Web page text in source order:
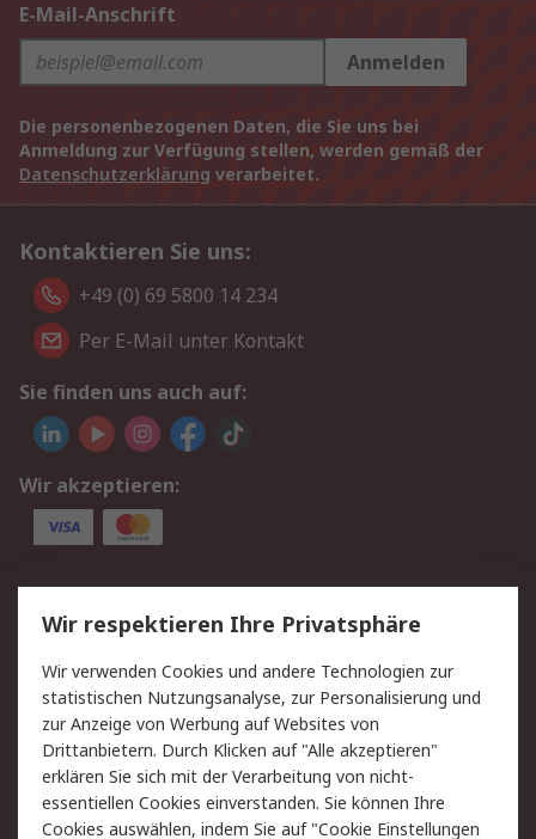
E-Mail-Anschrift
Anmelden
Die personenbezogenen Daten, die Sie uns bei
Anmeldung zur Verfügung stellen, werden gemäß der
Datenschutzerklärung verarbeitet.
Kontaktieren Sie uns:
+49 (0) 69 5800 14 234
Per E-Mail unter Kontakt
Sie finden uns auch auf:
Wir akzeptieren:
Service
Value Added Services
Lieferlösungen
Rücksendungen
Kontakt
Hilfe
Privatkunden
Rechtliches
AGB
Datenschutz
Wir respektieren Ihre Privatsphäre
Wir verwenden Cookies und andere Technologien zur
statistischen Nutzungsanalyse, zur Personalisierung und
zur Anzeige von Werbung auf Websites von
Drittanbietern. Durch Klicken auf "Alle akzeptieren"
erklären Sie sich mit der Verarbeitung von nicht-
essentiellen Cookies einverstanden. Sie können Ihre
Cookies auswählen, indem Sie auf "Cookie Einstellungen